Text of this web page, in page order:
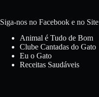
Siga-nos no Facebook e no Site
Animal é Tudo de Bom
Clube Cantadas do Gato
Eu o Gato
Receitas Saudáveis